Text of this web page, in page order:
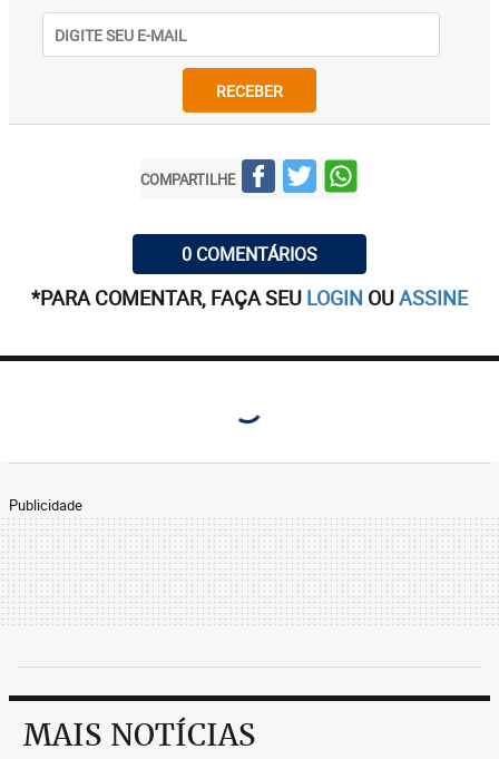
RECEBER
COMPARTILHE
0 COMENTÁRIOS
*PARA COMENTAR, FAÇA SEU LOGIN OUASSINE
Publicidade
MAIS NOTÍCIAS